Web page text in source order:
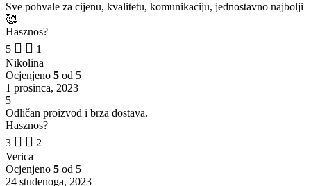
Sve pohvale za cijenu, kvalitetu, komunikaciju, jednostavno najbolji
🥰
Hasznos?
5
1
Nikolina
Ocjenjeno 5 od 5
1 prosinca, 2023
5
Odličan proizvod i brza dostava.
Hasznos?
3
2
Verica
Ocjenjeno 5 od 5
24 studenoga, 2023